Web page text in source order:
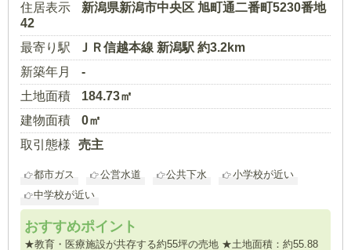
住居表示
新潟県新潟市中央区 旭町通二番町5230番地
42
最寄り駅
ＪＲ信越本線 新潟駅 約3.2km
新築年月
-
土地面積
184.73㎡
建物面積
0㎡
取引態様
売主
都市ガス 公営水道 公共下水
小学校が近い
中学校が近い
おすすめポイント
★教育・医療施設が共存する約55坪の売地 ★土地面積：約55.88